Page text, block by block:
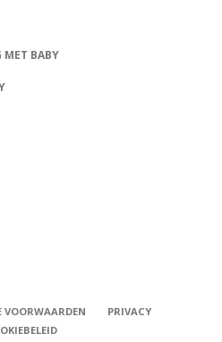
MET BABY
VOORWAARDEN
PRIVACY